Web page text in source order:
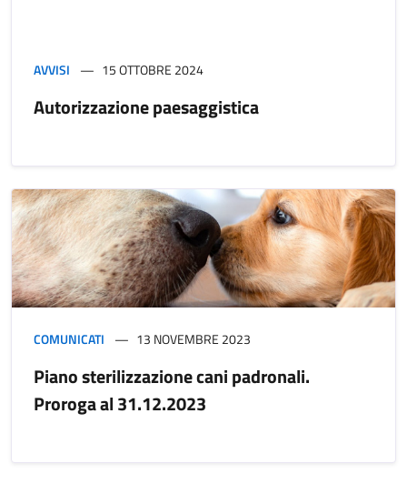
AVVISI 15 OTTOBRE 2024
Autorizzazione paesaggistica
COMUNICATI 13 NOVEMBRE 2023
Piano sterilizzazione cani padronali.
Proroga al 31.12.2023